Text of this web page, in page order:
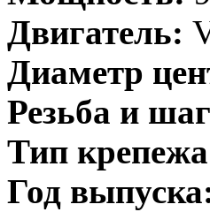
Двигатель:
Диаметр
Резьба и
Тип
Год